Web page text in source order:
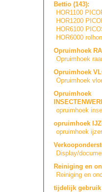
Bettio (143):
HOR1100
HOR1200
HOR6100
HOR6000
Opruimhoek
Opruimhoek
Opruimhoek
Opruimhoek
Opruimhoek
opruimhoek
opruimhoek
opruimhoek
Display/
Reiniging en
Reiniging en
tijdelijk gebruik